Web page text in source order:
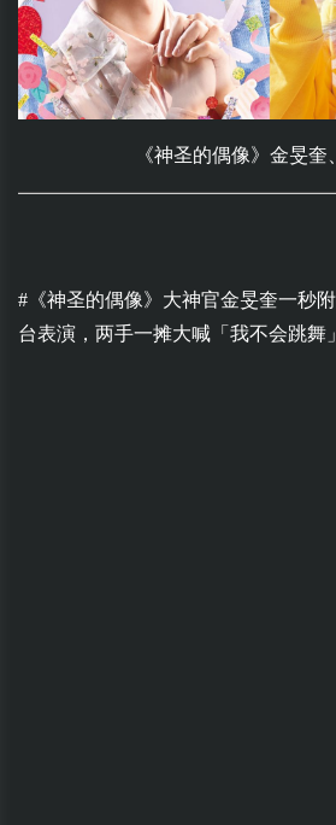
《神圣的偶像》金旻奎
#《神圣的偶像》大神官金旻奎一秒
台表演，两手一摊大喊「我不会跳舞」